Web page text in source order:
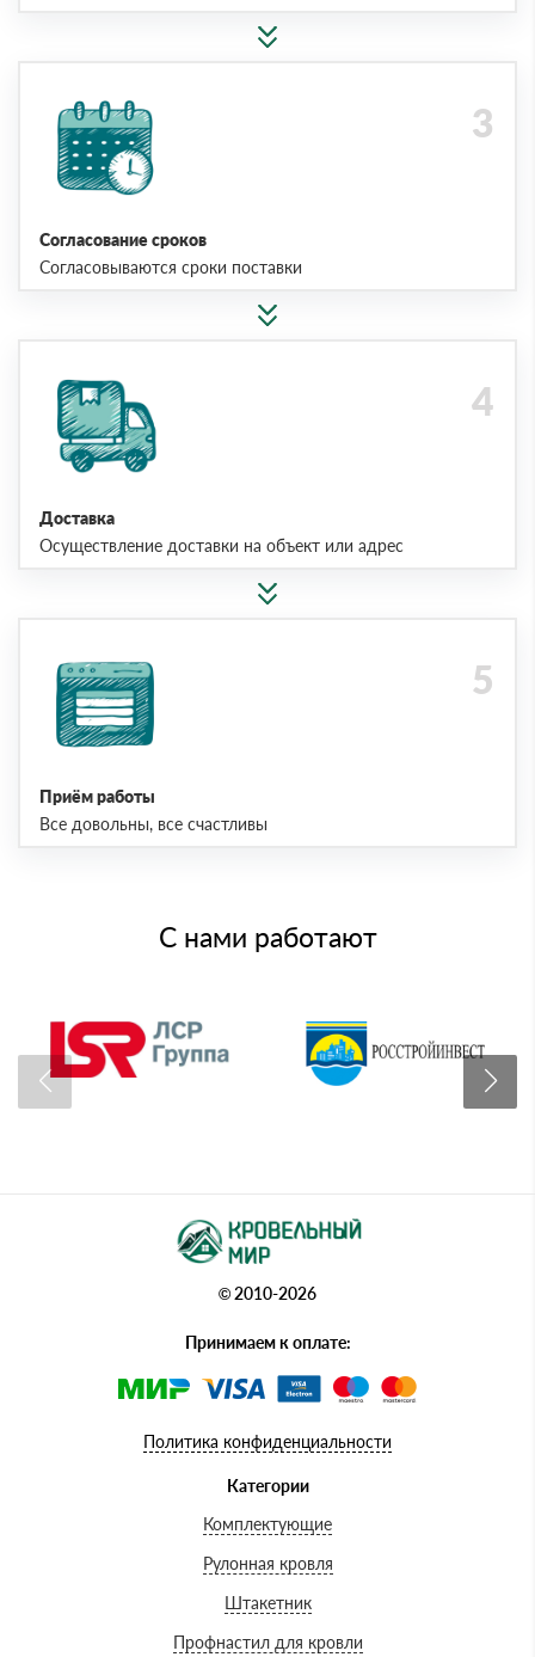
Согласование сроков
Согласовываются сроки поставки
Доставка
Осуществление доставки на объект или адрес
Приём работы
Все довольны, все счастливы
С нами работают
© 2010-2026
Принимаем к оплате:
Политика конфиденциальности
Категории
Комплектующие
Рулонная кровля
Штакетник
Профнастил для кровли